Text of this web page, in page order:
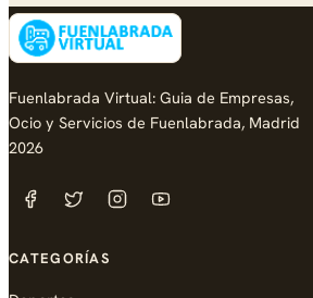
Fuenlabrada Virtual: Guia de Empresas,
Ocio y Servicios de Fuenlabrada, Madrid
2026
CATEGORÍAS